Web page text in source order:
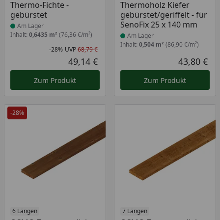
Thermo-Fichte -
gebürstet
Am Lager
Inhalt: 0,6435 m² (76,36 €/m²)
Rabatt in Prozent
-28%
Ursprünglicher Preis
UVP68,79 €
Aktueller Preis
49,14 €
Zum Produkt
Thermoholz Kiefer
gebürstet/geriffelt - für
SenoFix 25 x 140 mm
Am Lager
Inhalt: 0,504 m² (86,90 €/m²)
43,80 €
Zum Produkt
-28%
6 Längen
Produkt am Lager 7 Längen